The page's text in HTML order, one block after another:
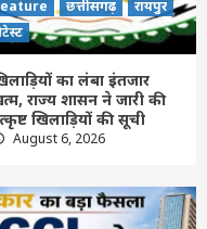
लेटेस्ट
को किया जिला
खत्म, राज्य शासन ने
छत्तीसगढ़
रायपुर
का लंबा इंतजार
राज्य शासन ने जारी की
खिलाड़ियों की सूची
August 6, 2026